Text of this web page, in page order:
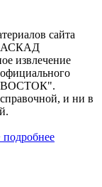
сайта
извлечение
ВОСТОК".
и ни в